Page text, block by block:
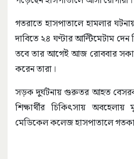
গতরাতে হাসপাতালে হামলার
দাবিতে ২৪ ঘণ্টার আল্টিমেটাম দেন
তবে তার আগেই আজ রোববার
করেন তারা।
সড়ক দুর্ঘটনায় গুরুতর আহত
শিক্ষার্থীর চিকিৎসায়
মেডিকেল কলেজ হাসপাতালে